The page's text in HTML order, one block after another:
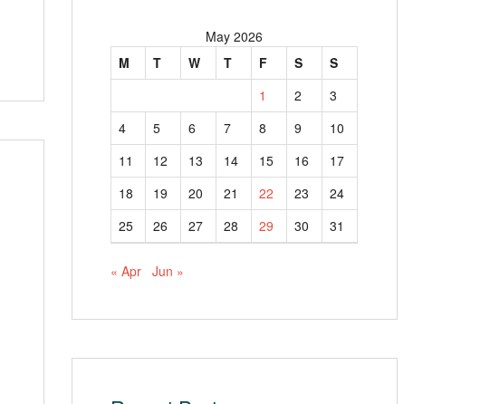
May 2026
M
T W T F S
S
1
2
3
4
5 6 7 8 9
10
11
12 13 14 15 16
17
18
19 20 21 22 23
24
25
26 27 28 29 30 31
« Apr Jun »